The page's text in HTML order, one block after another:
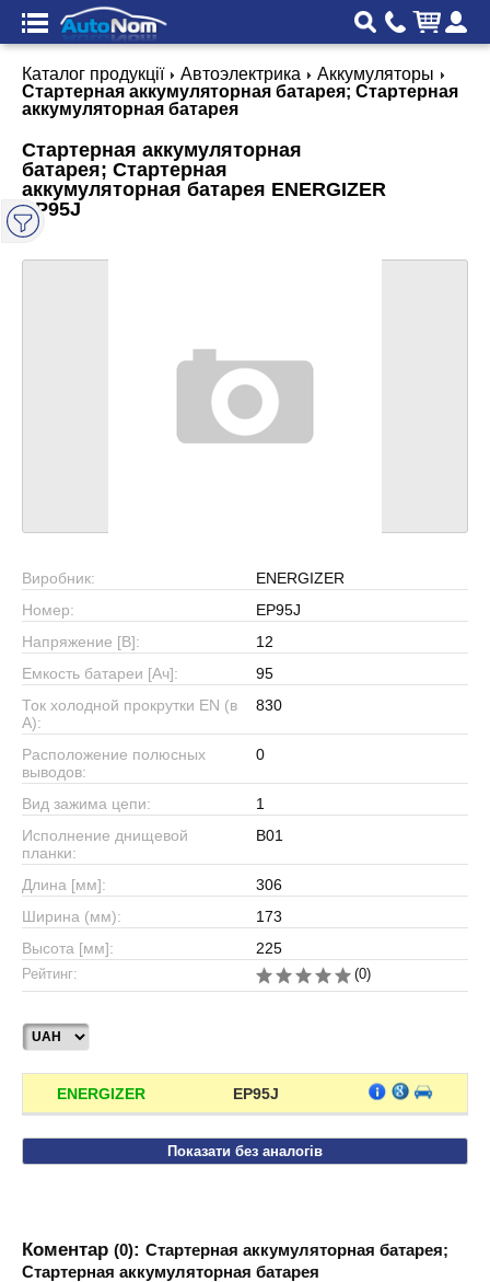
Каталог продукції Автоэлектрика
Аккумуляторы
Стартерная аккумуляторная батарея; Стартерная
аккумуляторная батарея
Стартерная аккумуляторная
батарея; Стартерная
аккумуляторная батарея ENERGIZER
EP95J
Виробник:
ENERGIZER
Номер:
EP95J
Напряжение [В]:
12
Емкость батареи [Ач]:
95
Ток холодной прокрутки EN (в
А):
830
Расположение полюсных
выводов:
0
Вид зажима цепи:
1
Исполнение днищевой
планки:
B01
Длина [мм]:
306
Ширина (мм):
173
Высота [мм]:
225
Рейтинг: (0)
ENERGIZER EP95J
Показати без аналогів
Коментар (0): Стартерная аккумуляторная батарея;
Стартерная аккумуляторная батарея